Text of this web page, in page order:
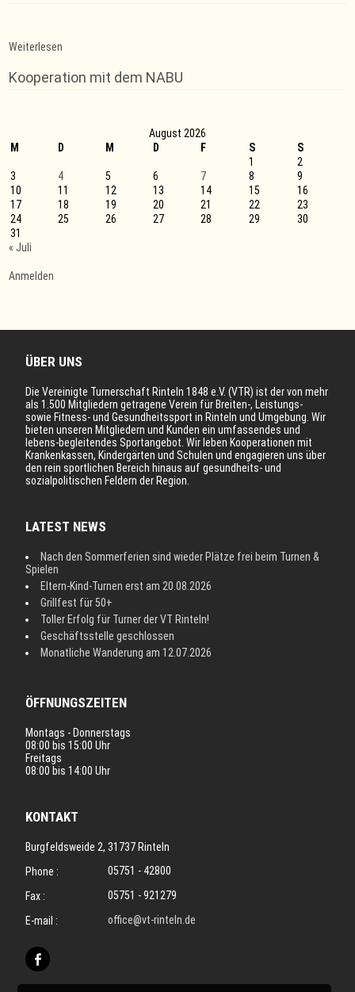
Weiterlesen
Landesmeisterschaften
O
Kooperation mit dem NABU
August 2026
M
D M D F S
S
1
2
3
4 5 6 7 8
9
10
11 12 13 14 15
16
17
18 19 20 21 22
23
24
25 26 27 28 29
30
31
« Juli
Anmelden
ÜBER UNS
Die Vereinigte Turnerschaft Rinteln 1848 e.V. (VTR) ist der von mehr
als 1.500 Mitgliedern getragene Verein für Breiten-, Leistungs-
sowie Fitness- und Gesundheitssport in Rinteln und Umgebung. Wir
bieten unseren Mitgliedern und Kunden ein umfassendes und
lebens-begleitendes Sportangebot. Wir leben Kooperationen mit
Krankenkassen, Kindergärten und Schulen und engagieren uns über
den rein sportlichen Bereich hinaus auf gesundheits- und
sozialpolitischen Feldern der Region.
LATEST NEWS
Nach den Sommerferien sind wieder Plätze frei beim Turnen &
Spielen
Eltern-Kind-Turnen erst am 20.08.2026
Grillfest für 50+
Toller Erfolg für Turner der VT Rinteln!
Geschäftsstelle geschlossen
Monatliche Wanderung am 12.07.2026
ÖFFNUNGSZEITEN
Montags - Donnerstags
08:00 bis 15:00 Uhr
Freitags
08:00 bis 14:00 Uhr
KONTAKT
Burgfeldsweide 2, 31737 Rinteln
Phone :
05751 - 42800
Fax :
05751 - 921279
E-mail :
office@vt-rinteln.de